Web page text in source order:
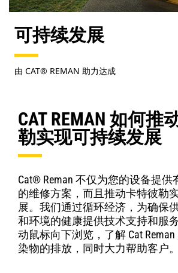
可持续发展
由 CAT® REMAN 助力达成
CAT REMAN 如何推
勒实现可持续发展
Cat® Reman 不仅为您的设备提
的维修方案，而且推动卡特彼勒
展。我们通过循环经济，为确保
和环境的健康提供技术支持和服
动鼠标向下浏览，了解 Cat
染物的排放，同时大力帮助客户。